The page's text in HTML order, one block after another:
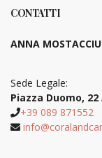
CONTATTI
ANNA
Sede Legale:
Piazza Duomo,
+39 089 871552